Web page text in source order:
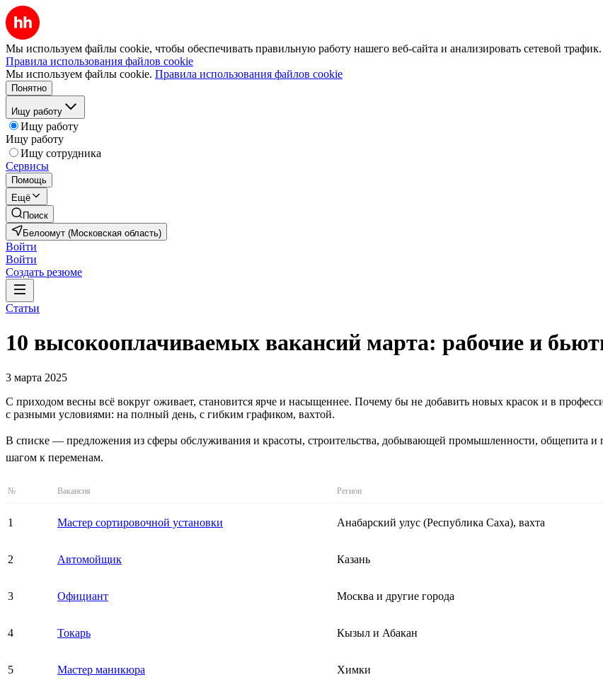
Мы используем файлы cookie, чтобы обеспечивать правильную работу нашего веб-сайта и анализировать сетевой трафик.
Правила использования файлов cookie
Мы используем файлы cookie. Правила использования файлов cookie
Понятно
Ищу работу
Ищу работу
Ищу работу
Ищу сотрудника
Сервисы
Помощь
Ещё
Поиск
Белоомут (Московская область)
Войти
Войти
Создать резюме
Статьи
10 высокооплачиваемых вакансий марта: рабочие и
3 марта 2025
С приходом весны всё вокруг оживает, становится ярче и насыщеннее. Почему бы не добавить новых красок и в
с разными условиями: на полный день, с гибким графиком, вахтой.
В списке — предложения из сферы обслуживания и красоты, строительства, добывающей промышленности, общепита и
шагом к переменам.
№ Вакансия Регион
1 Мастер сортировочной установки Анабарский улус (Республика Саха), вахта
2 Автомойщик Казань
3 Официант Москва и другие города
4 Токарь Кызыл и Абакан
5 Мастер маникюра Химки